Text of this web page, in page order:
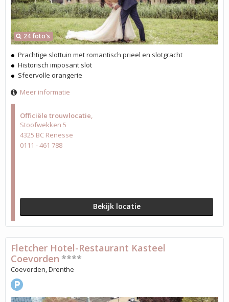
Officiële trouwlocatie
Stoofwekken 5
4325 BC Renesse
0111 - 461 788
Bekijk locatie
24 foto's
Prachtige slottuin met romantisch prieel en slotgracht
Historisch imposant slot
Sfeervolle orangerie
Meer informatie
Fletcher Hotel-Restaurant Kasteel
Coevorden ****
Coevorden, Drenthe